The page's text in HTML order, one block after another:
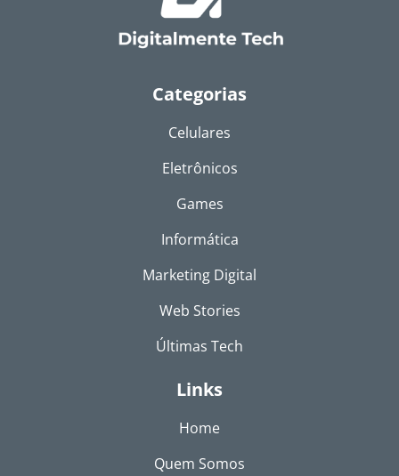
Categorias
Celulares
Eletrônicos
Games
Informática
Marketing Digital
Web Stories
Últimas Tech
Links
Home
Quem Somos